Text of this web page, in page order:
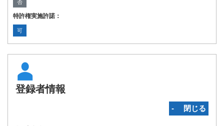
否
特許権実施許諾：
可
登録者情報
‐ 閉じる